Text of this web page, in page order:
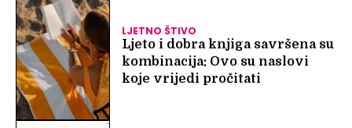
LJETNO ŠTIVO
Ljeto i dobra knjiga savršena su
kombinacija: Ovo su naslovi
koje vrijedi pročitati